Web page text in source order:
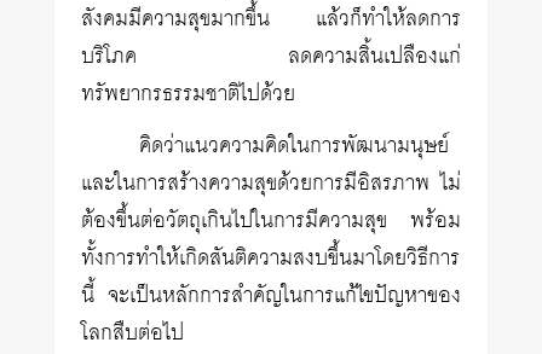
สังคมมีความสุขมากขึ้น แล้วก็ทำให้ลดการ
บริโภค ลดความสิ้นเปลืองแก่
ทรัพยากรธรรมชาติไปด้วย
คิดว่าแนวความคิดในการพัฒนามนุษย์
และในการสร้างความสุขด้วยการมีอิสรภาพ ไม่
ต้องขึ้นต่อวัตถุเกินไปในการมีความสุข พร้อม
ทั้งการทำให้เกิดสันติความสงบขึ้นมาโดยวิธีการ
นี้ จะเป็นหลักการสำคัญในการแก้ไขปัญหาของ
โลกสืบต่อไป